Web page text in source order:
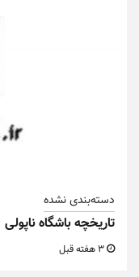
دسته‌بندی نشده
تاریخچه باشگاه ناپولی